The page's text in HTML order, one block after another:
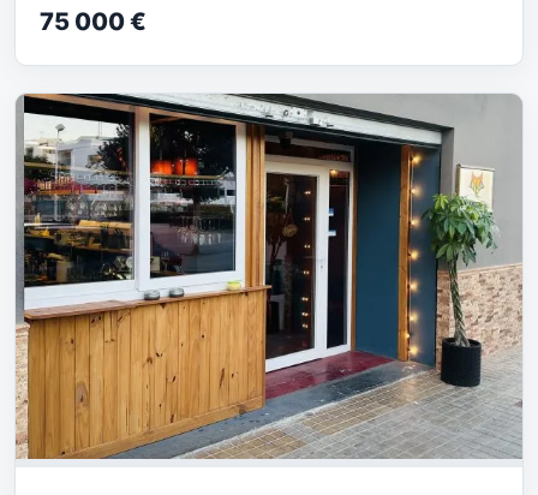
75 000 €